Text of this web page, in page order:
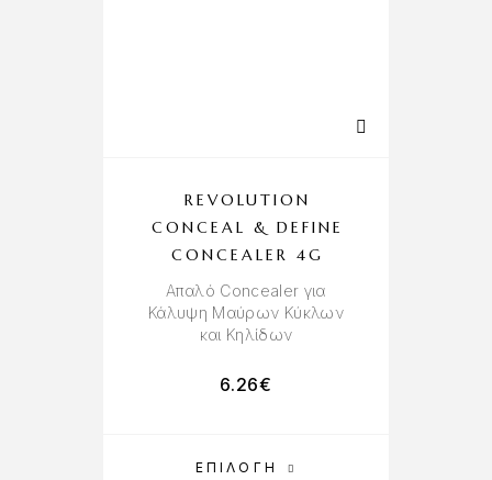
ΕΠΙΛΟΓΉ
REVOLUTION
CONCEAL & DEFINE
CONCEALER 4G
Απαλό Concealer για
Κάλυψη Μαύρων Κύκλων
και Κηλίδων
6.26€